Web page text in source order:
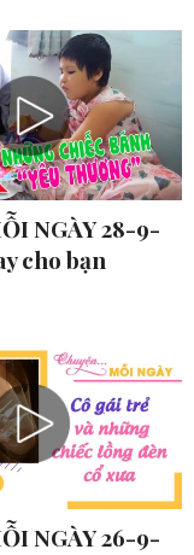
NGÀY 28-9-
cho bạn
NGÀY 26-9-